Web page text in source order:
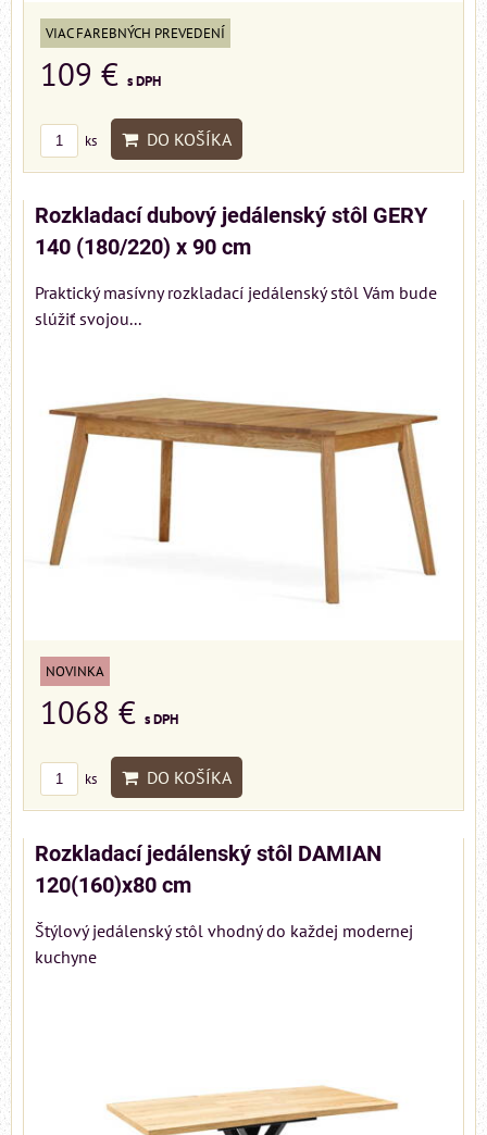
VIAC FAREBNÝCH PREVEDENÍ
109 € s DPH
ks DO KOŠÍKA
Rozkladací dubový jedálenský stôl GERY
140 (180/220) x 90 cm
Praktický masívny rozkladací jedálenský stôl Vám bude
slúžiť svojou...
NOVINKA
1068 € s DPH
ks DO KOŠÍKA
Rozkladací jedálenský stôl DAMIAN
120(160)x80 cm
Štýlový jedálenský stôl vhodný do každej modernej
kuchyne